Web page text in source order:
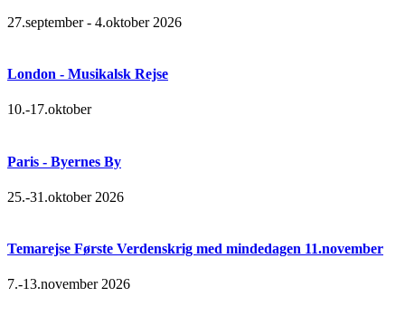
27.september - 4.oktober 2026
London - Musikalsk Rejse
10.-17.oktober
Paris - Byernes By
25.-31.oktober 2026
Temarejse Første Verdenskrig med mindedagen 11.november
7.-13.november 2026